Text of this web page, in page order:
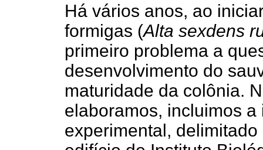
Há vários anos, ao
formigas (Alta sexdens
primeiro problema a
desenvolvimento do
maturidade da colônia.
elaboramos, incluimos
experimental,